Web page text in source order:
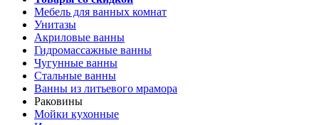
Мебель для ванных комнат
Унитазы
Акриловые ванны
Гидромассажные ванны
Чугунные ванны
Стальные ванны
Ванны из литьевого мрамора
Раковины
Мойки кухонные